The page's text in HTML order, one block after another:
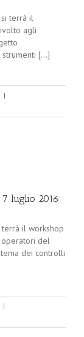
terrà il
agli
[...]
|
luglio 2016
il workshop
operatori del
dei controlli
|